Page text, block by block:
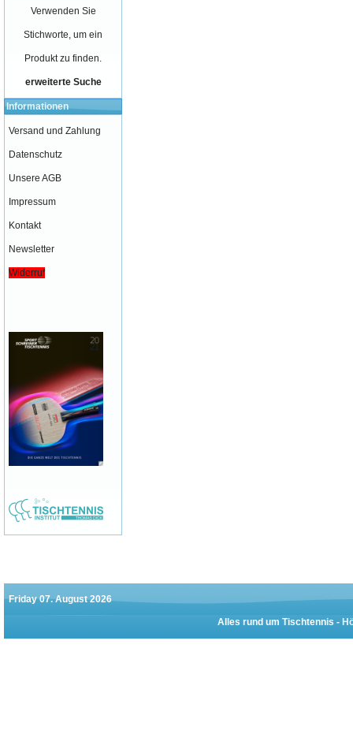
Verwenden Sie
Stichworte, um ein
Produkt zu finden.
erweiterte Suche
Informationen
Versand und Zahlung
Datenschutz
Unsere AGB
Impressum
Kontakt
Newsletter
Widerruf
Friday 07. August 2026
Alles rund um Tischtennis -